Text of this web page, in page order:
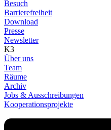
Besuch
Barrierefreiheit
Download
Presse
Newsletter
K3
Über uns
Team
Räume
Archiv
Jobs & Ausschreibungen
Kooperationsprojekte